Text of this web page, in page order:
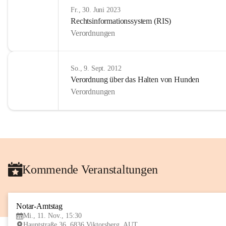
Fr., 30. Juni 2023
Rechtsinformationssystem (RIS)
Verordnungen
So., 9. Sept. 2012
Verordnung über das Halten von Hunden
Verordnungen
Kommende Veranstaltungen
Notar-Amtstag
Mi., 11. Nov., 15:30